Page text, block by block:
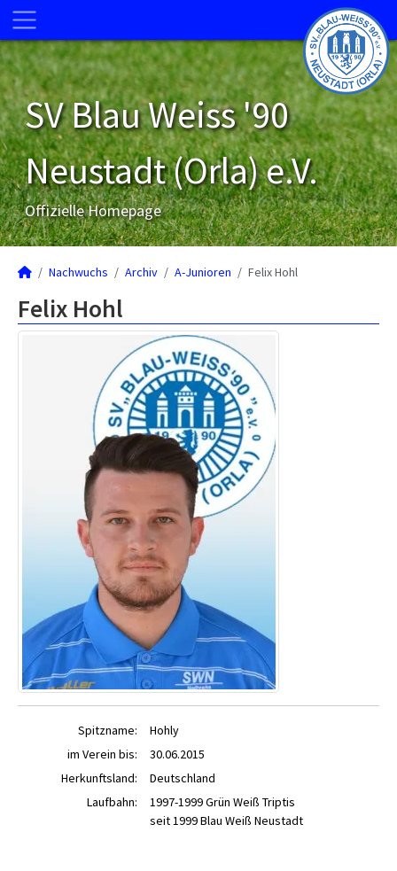
SV Blau Weiss '90
Neustadt (Orla) e.V.
Offizielle Homepage
Nachwuchs Archiv A-Junioren Felix Hohl
Felix Hohl
Spitzname:
Hohly
im Verein bis:
30.06.2015
Herkunftsland:
Deutschland
Laufbahn:
1997-1999 Grün Weiß Triptis
seit 1999 Blau Weiß Neustadt